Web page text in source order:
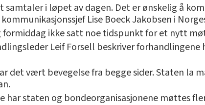
samtaler i løpet av dagen. Det er ønskelig å
Lise Boeck Jakobsen i
formiddag ikke satt noe tidspunkt for et nytt
Leif Forsell beskriver
det vært bevegelse fra begge sider. Staten la
har staten og bondeorganisasjonene møttes